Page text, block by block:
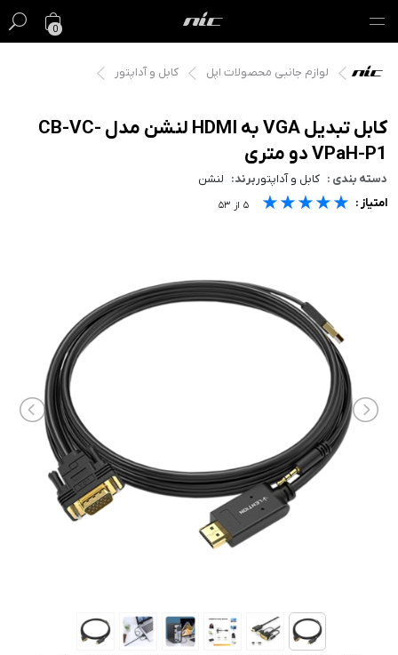
0
گیفت کارت
فروش ویژه
مک
آیفون
اپل واچ
قیمت روز
محصولات کارکرده
تماس با ما
لوازم جانبی محصولات اپل کابل و آداپتور
کابل تبدیل VGA به HDMI لنشن مدل CB-VC-
VPaH-P1 دو متری
دسته بندی : کابل و آداپتوربرند: لنشن
امتیاز : ★★★★★
★★★★★
★★★★★ ۵ از ۵۳